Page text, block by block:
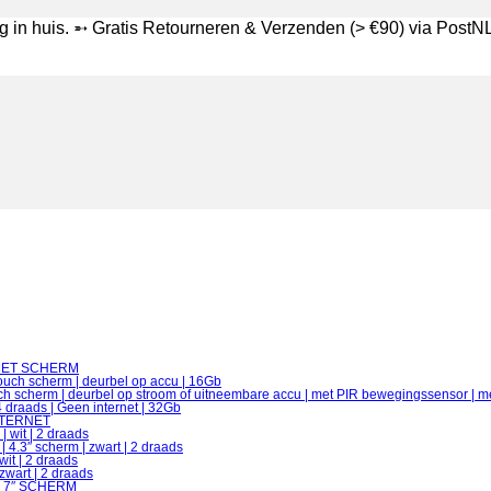
in huis. ➵ Gratis Retourneren & Verzenden (> €90) via
SCHERM
scherm | deurbel op accu | 16Gb
scherm | deurbel op stroom of uitneembare accu | met PIR bewegingssensor |
draads | Geen internet | 32Gb
| wit | 2 draads
4.3″ scherm | zwart | 2 draads
| 2 draads
| 2 draads
SCHERM